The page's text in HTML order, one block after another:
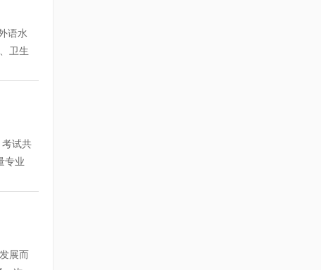
内
内
画龙
考
握。
后
"按
音。
本地
的专
员
讲
有
大纲
有效
试一
。
教学
练
的状
地
老
语水
卫生
专
格的
职称
了
况选
别，
及
11－
的
:英
，学
试共
专业
日。
心
合
时，
2套模
及
展而